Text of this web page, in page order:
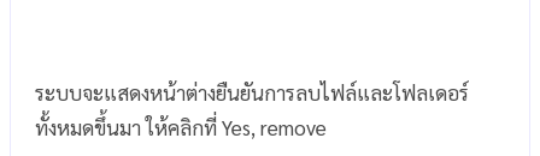
ระบบจะแสดงหน้าต่างยืนยันการลบไฟล์และโฟลเดอร์
ทั้งหมดขึ้นมา ให้คลิกที่ Yes, remove